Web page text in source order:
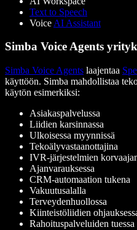
Text to Speech
Voice AI Assistant
Simba Voice Agents
Simba Voice Agents laajentaa
käyttöön. Simba mahdollistaa
käytön esimerkiksi:
Asiakaspalvelussa
Liidien karsinnassa
Ulkoisessa myynnissä
Tekoälyvastaanottajina
IVR-järjestelmien
Ajanvarauksessa
CRM-automaation tukena
Vakuutusalalla
Terveydenhuollossa
Kiinteistöliidien
Rahoituspalveluiden tuessa